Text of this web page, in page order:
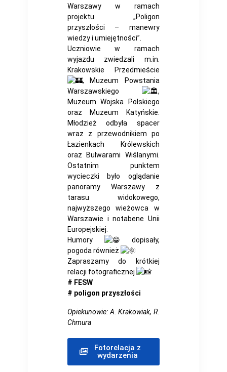
Warszawy w ramach
projektu „Poligon
przyszłości – manewry
wiedzy i umiejętności”.
Uczniowie w ramach
wyjazdu zwiedzali m.in.
Krakowskie Przedmieście
, Muzeum Powstania
Warszawskiego
,
Muzeum Wojska Polskiego
oraz Muzeum Katyńskie.
Młodzież odbyła spacer
wraz z przewodnikiem po
Łazienkach Królewskich
oraz Bulwarami Wiślanymi.
Ostatnim punktem
wycieczki było oglądanie
panoramy Warszawy z
tarasu widokowego,
najwyższego wieżowca w
Warszawie i notabene Unii
Europejskiej.
Humory
dopisały,
pogoda również
Zapraszamy do krótkiej
relacji fotograficznej
# FESW
# poligon przyszłości
Opiekunowie: A. Krakowiak, R.
Chmura
Fotorelacja z
wydarzenia